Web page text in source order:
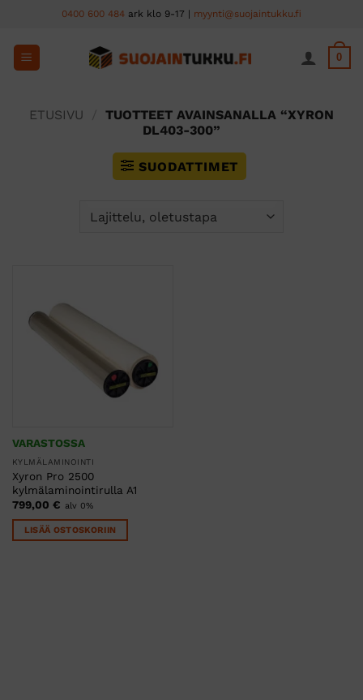
content
0400 600 484 ark klo 9-17 | myynti@suojaintukku.fi
0
ETUSIVU
TUOTTEET AVAINSANALLA “XYRON
DL403-300”
SUODATTIMET
VARASTOSSA
KYLMÄLAMINOINTI
Xyron Pro 2500
kylmälaminointirulla A1
799,00 € alv 0%
LISÄÄ OSTOSKORIIN